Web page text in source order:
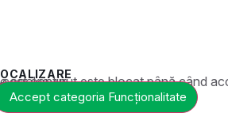
este blocat până când acceptați categoria corespunzătoare de cookie-uri.
Accept categoria Funcționalitate